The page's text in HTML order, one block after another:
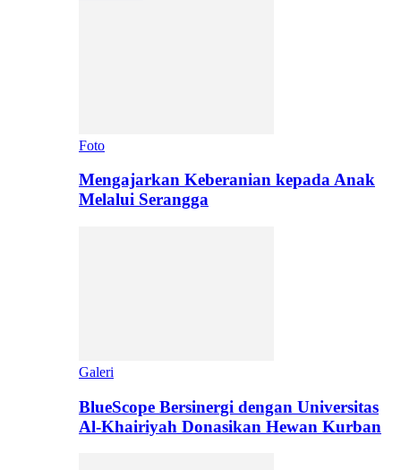
Foto
Mengajarkan Keberanian kepada Anak
Melalui Serangga
Galeri
BlueScope Bersinergi dengan Universitas
Al-Khairiyah Donasikan Hewan Kurban